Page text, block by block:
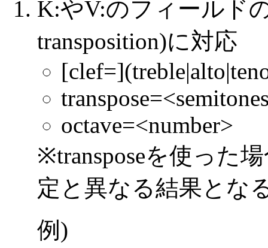
K:やV:のフィールド
transposition)に対応
octave=<number>
※transposeを使った
定と異なる結果とな
例)